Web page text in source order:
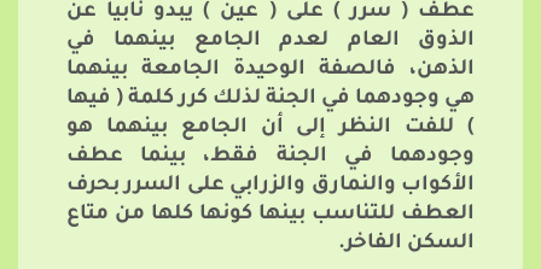
عطف ( سرر ) على ( عين ) يبدو نابيا عن
الذوق العام لعدم الجامع بينهما في
الذهن، فالصفة الوحيدة الجامعة بينهما
هي وجودهما في الجنة لذلك كرر كلمة ( فيها
) للفت النظر إلى أن الجامع بينهما هو
وجودهما في الجنة فقط، بينما عطف
الأكواب والنمارق والزرابي على السرر بحرف
العطف للتناسب بينها كونها كلها من متاع
السكن الفاخر.